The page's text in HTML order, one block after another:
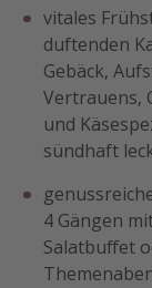
vitales
duftenden
Gebäck,
Vertrauens,
und
sündhaft
4 Gängen
Salatbuffet